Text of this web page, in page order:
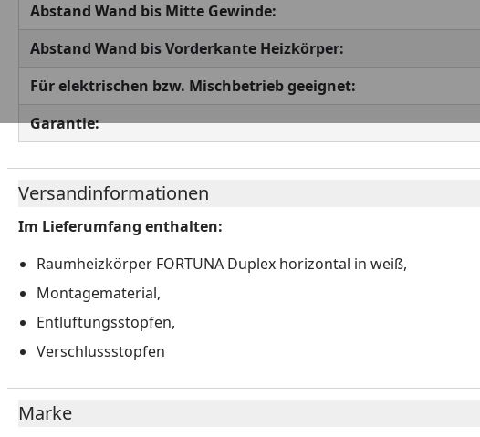
Abstand Wand bis Mitte Gewinde:
Abstand Wand bis Vorderkante Heizkörper:
Für elektrischen bzw. Mischbetrieb geeignet:
Garantie:
Versandinformationen
Im Lieferumfang enthalten:
Raumheizkörper FORTUNA Duplex horizontal in weiß,
Montagematerial,
Entlüftungsstopfen,
Verschlussstopfen
Marke